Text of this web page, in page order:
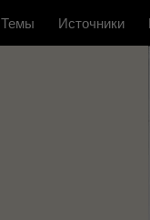
Темы Источники